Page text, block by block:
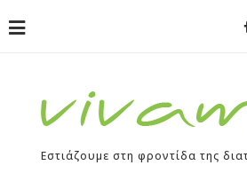
Εστιάζουμε στη φροντίδα της